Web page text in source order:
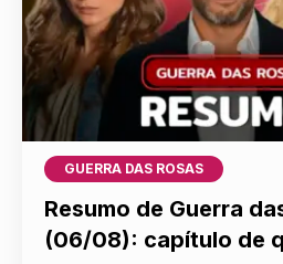
GUERRA DAS ROSAS
Resumo de Guerra
(06/08): capítulo de